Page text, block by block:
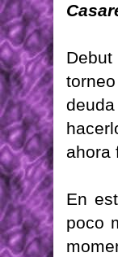
ahora
En
poco